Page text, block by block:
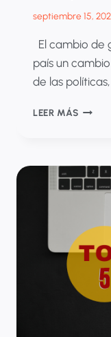
septiembre 15,
El cambio de
país un
de las
LEER MÁS
CON